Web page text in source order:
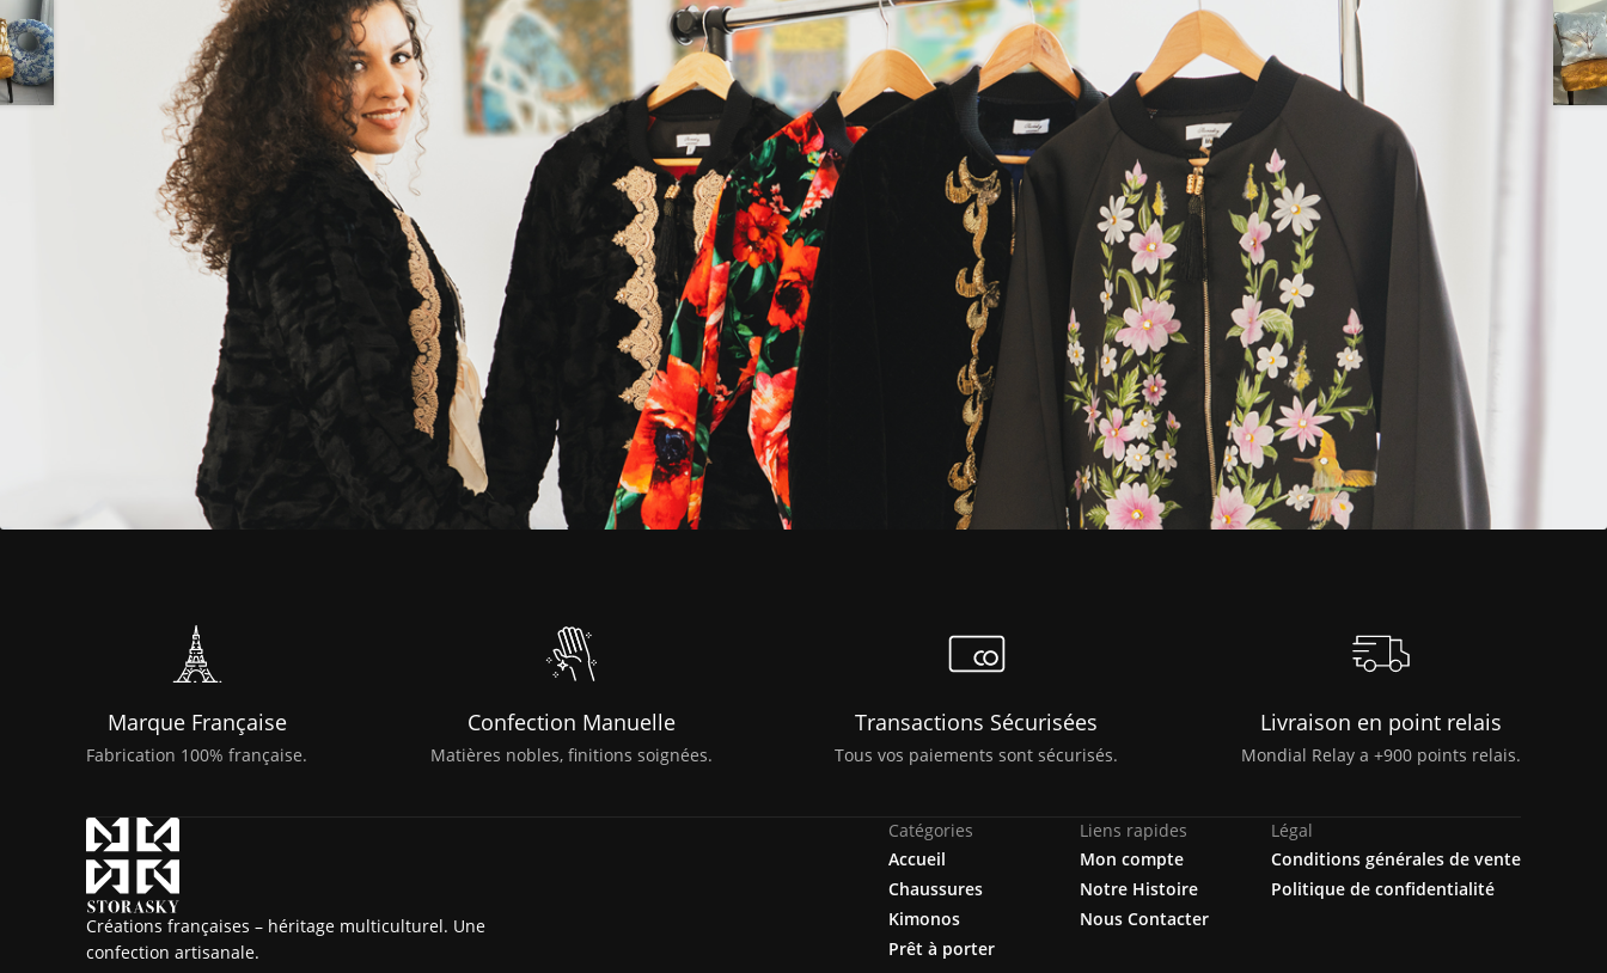
Marque Française
Fabrication 100% française.
Confection Manuelle
Matières nobles, finitions soignées.
Transactions Sécurisées
Tous vos paiements sont sécurisés.
Livraison en point relais
Mondial Relay a +900 points relais.
Créations françaises – héritage multiculturel. Une
confection artisanale.
Catégories
Accueil
Chaussures
Kimonos
Prêt à porter
Liens rapides
Mon compte
Notre Histoire
Nous Contacter
Légal
Conditions générales de vente
Politique de confidentialité